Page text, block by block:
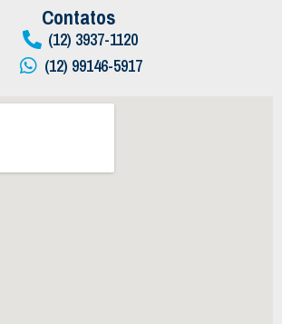
Contatos
(12) 3937-1120
(12) 99146-5917